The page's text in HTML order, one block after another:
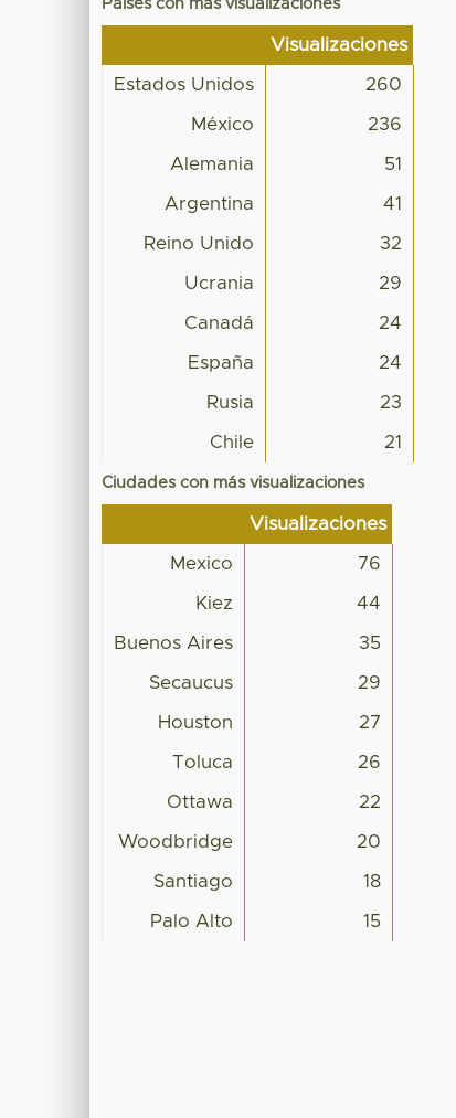
Países con más visualizaciones
Visualizaciones
Estados Unidos 260
México 236
Alemania 51
Argentina 41
Reino Unido 32
Ucrania 29
Canadá 24
España 24
Rusia 23
Chile 21
Ciudades con más visualizaciones
Visualizaciones
Mexico 76
Kiez 44
Buenos Aires 35
Secaucus 29
Houston 27
Toluca 26
Ottawa 22
Woodbridge 20
Santiago 18
Palo Alto 15